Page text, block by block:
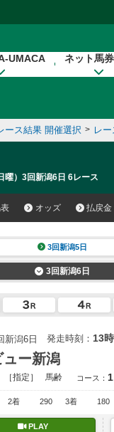
UMACA ネット馬
ース結果 開催選択 > レ
曜）3回新潟6日 6レース
オッズ 払戻金
3回新潟5日
3回新潟6日
新潟6日 発走時刻： 13
ュー新潟
［指定］ 馬齢 コース：
2着 290 3着 180
PLAY